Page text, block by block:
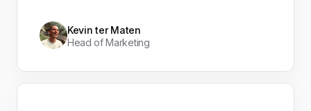
Kevin ter Maten
Head of Marketing